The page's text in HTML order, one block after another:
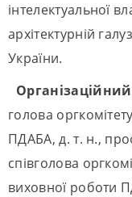
інтелектуальної
архітектурній
України.
голова
ПДАБА, д. т. н.,
співголова
виховної роботи